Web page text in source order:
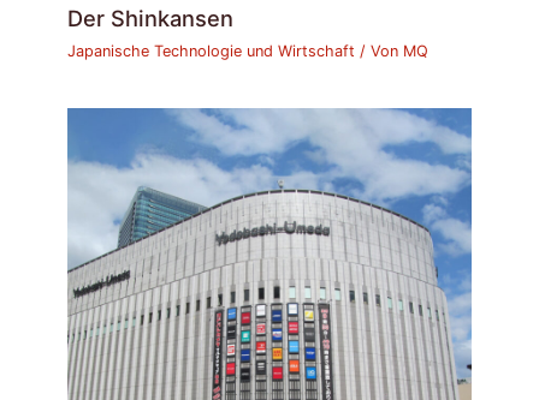
Der Shinkansen
Japanische Technologie und Wirtschaft / Von MQ